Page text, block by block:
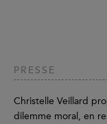
PRESSE
Christelle Veillard
dilemme moral, en